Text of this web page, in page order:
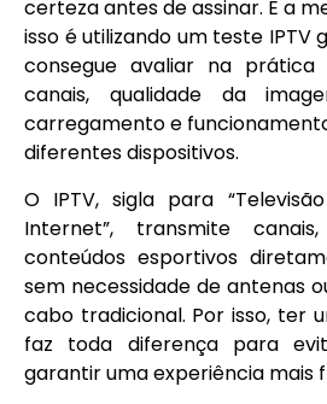
certeza antes de assinar. E a
isso é utilizando um teste IPTV
consegue avaliar na prática
canais, qualidade da
carregamento e
diferentes dispositivos.
O IPTV, sigla para
Internet”, transmite
conteúdos esportivos
sem necessidade de antenas
cabo tradicional. Por isso, ter
faz toda diferença para
garantir uma experiência mais